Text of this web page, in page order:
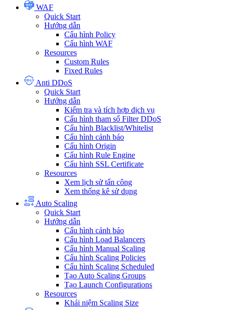
WAF
Quick Start
Hướng dẫn
Cấu hình Policy
Cấu hình WAF
Resources
Custom Rules
Fixed Rules
Anti DDoS
Quick Start
Hướng dẫn
Kiểm tra và tích hợp dịch vụ
Cấu hình tham số Filter DDoS
Cấu hình Blacklist/Whitelist
Cấu hình cảnh báo
Cấu hình Origin
Cấu hình Rule Engine
Cấu hình SSL Certificate
Resources
Xem lịch sử tấn công
Xem thống kê sử dụng
Auto Scaling
Quick Start
Hướng dẫn
Cấu hình cảnh báo
Cấu hình Load Balancers
Cấu hình Manual Scaling
Cấu hình Scaling Policies
Cấu hình Scaling Scheduled
Tạo Auto Scaling Groups
Tạo Launch Configurations
Resources
Khái niệm Scaling Size